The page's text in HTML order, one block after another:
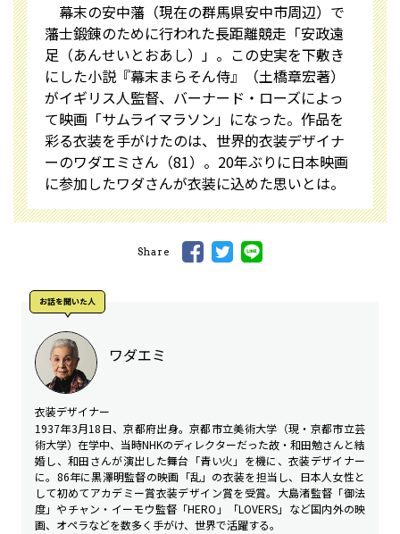
幕末の安中藩（現在の群馬県安中市周辺）で
藩士鍛錬のために行われた長距離競走「安政遠
足（あんせいとおあし）」。この史実を下敷き
にした小説『幕末まらそん侍』（土橋章宏著）
がイギリス人監督、バーナード・ローズによっ
て映画「サムライマラソン」になった。作品を
彩る衣装を手がけたのは、世界的衣装デザイナ
ーのワダエミさん（81）。20年ぶりに日本映画
に参加したワダさんが衣装に込めた思いとは――。
Share
お話を聞いた⼈
ワダエミ
衣装デザイナー
1937年3月18日、京都府出身。京都市立美術大学（現・京都市立芸
術大学）在学中、当時NHKのディレクターだった故・和田勉さんと結
婚し、和田さんが演出した舞台「青い火」を機に、衣装デザイナー
に。86年に黒澤明監督の映画「乱」の衣装を担当し、日本人女性と
して初めてアカデミー賞衣装デザイン賞を受賞。大島渚監督「御法
度」やチャン・イーモウ監督「HERO」「LOVERS」など国内外の映
画、オペラなどを数多く手がけ、世界で活躍する。